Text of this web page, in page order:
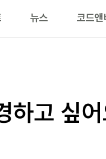
뉴스 코드앤
하고 싶